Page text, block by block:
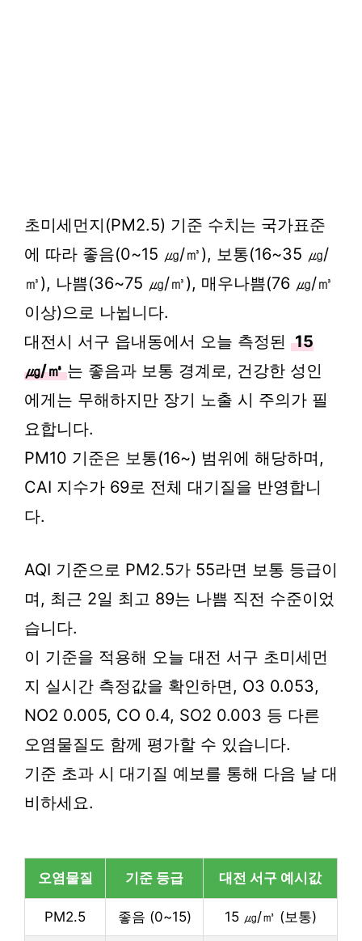
초미세먼지(PM2.5) 기준 수치는 국가표준
에 따라 좋음(0~15 ㎍/㎥), 보통(16~35 ㎍/
㎥), 나쁨(36~75 ㎍/㎥), 매우나쁨(76 ㎍/㎥
이상)으로 나뉩니다.
대전시 서구 읍내동에서 오늘 측정된 15
㎍/㎥ 는 좋음과 보통 경계로, 건강한 성인
에게는 무해하지만 장기 노출 시 주의가 필
요합니다.
PM10 기준은 보통(16~) 범위에 해당하며,
CAI 지수가 69로 전체 대기질을 반영합니
다.
AQI 기준으로 PM2.5가 55라면 보통 등급이
며, 최근 2일 최고 89는 나쁨 직전 수준이었
습니다.
이 기준을 적용해 오늘 대전 서구 초미세먼
지 실시간 측정값을 확인하면, O3 0.053,
NO2 0.005, CO 0.4, SO2 0.003 등 다른
오염물질도 함께 평가할 수 있습니다.
기준 초과 시 대기질 예보를 통해 다음 날 대
비하세요.
오염물질 기준 등급 대전 서구 예시값
PM2.5 좋음 (0~15) 15 ㎍/㎥ (보통)